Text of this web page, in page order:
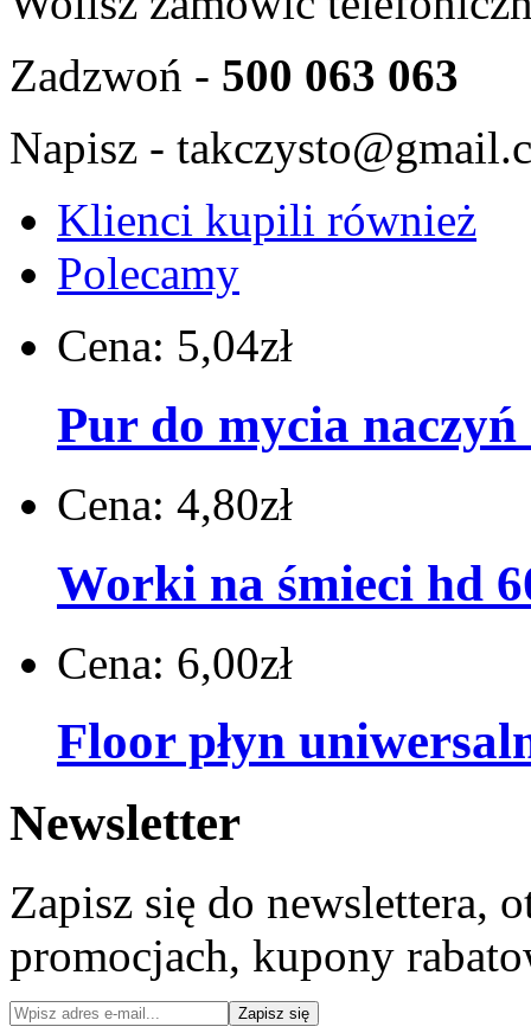
Zadzwoń - 500 063 063
Napisz -
Klienci kupili również
Polecamy
Cena: 5,04zł
Pur do mycia naczyń
Cena: 4,80zł
Worki na śmieci hd
Cena: 6,00zł
Floor płyn
Newsletter
Zapisz się do newslettera,
promocjach, kupony